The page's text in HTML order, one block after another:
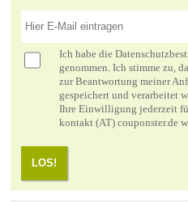
Ich habe die
genommen. Ich stimme zu,
zur Beantwortung meiner
gespeichert und verarbeitet
Ihre Einwilligung jederzeit
kontakt (AT) couponster.de
LOS!